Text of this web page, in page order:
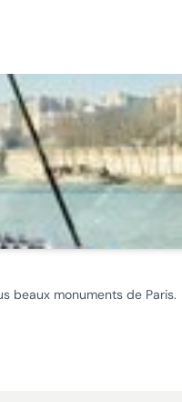
beaux monuments de Paris.